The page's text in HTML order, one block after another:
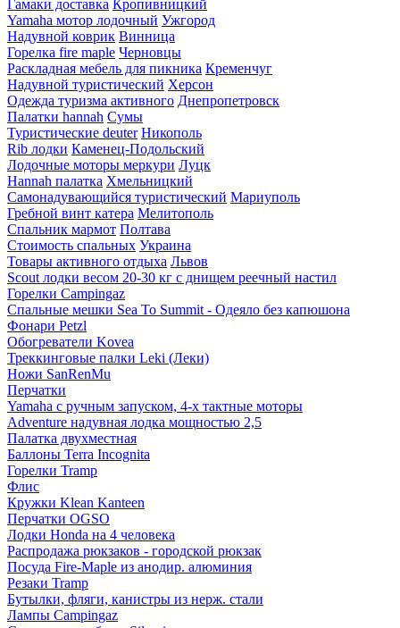
Гамаки доставка Кропивницкий
Yamaha мотор лодочный Ужгород
Надувной коврик Винница
Горелка fire maple Черновцы
Раскладная мебель для пикника Кременчуг
Надувной туристический Херсон
Одежда туризма активного Днепропетровск
Палатки hannah Сумы
Туристические deuter Никополь
Rib лодки Каменец-Подольский
Лодочные моторы меркури Луцк
Hannah палатка Хмельницкий
Самонадувающийся туристический Мариуполь
Гребной винт катера Мелитополь
Спальник мармот Полтава
Стоимость спальных Украина
Товары активного отдыха Львов
Scout лодки весом 20-30 кг с днищем реечный настил
Горелки Campingaz
Спальные мешки Sea To Summit - Одеяло без капюшона
Фонари Petzl
Обогреватели Kovea
Треккинговые палки Leki (Леки)
Ножи SanRenMu
Перчатки
Yamaha с ручным запуском, 4-х тактные моторы
Adventure надувная лодка мощностью 2,5
Палатка двухместная
Баллоны Terra Incognita
Горелки Tramp
Флис
Кружки Klean Kanteen
Перчатки OGSO
Лодки Honda на 4 человека
Распродажа рюкзаков - городской рюкзак
Посуда Fire-Maple из анодир. алюминия
Резаки Tramp
Бутылки, фляги, канистры из нерж. стали
Лампы Campingaz